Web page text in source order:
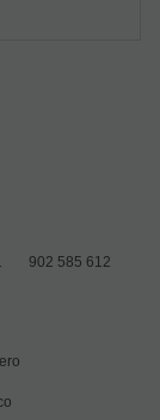
902 585 612